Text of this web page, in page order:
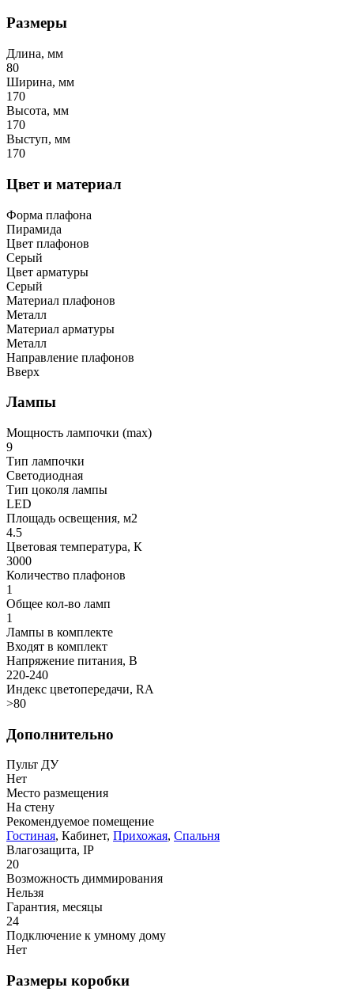
Размеры
Длина, мм
80
Ширина, мм
170
Высота, мм
170
Выступ, мм
170
Цвет и материал
Форма плафона
Пирамида
Цвет плафонов
Серый
Цвет арматуры
Серый
Материал плафонов
Металл
Материал арматуры
Металл
Направление плафонов
Вверх
Лампы
Мощность лампочки (max)
9
Тип лампочки
Светодиодная
Тип цоколя лампы
LED
Площадь освещения, м2
4.5
Цветовая температура, К
3000
Количество плафонов
1
Общее кол-во ламп
1
Лампы в комплекте
Входят в комплект
Напряжение питания, В
220-240
Индекс цветопередачи, RA
>80
Дополнительно
Пульт ДУ
Нет
Место размещения
На стену
Рекомендуемое помещение
Гостиная, Кабинет, Прихожая, Спальня
Влагозащита, IP
20
Возможность диммирования
Нельзя
Гарантия, месяцы
24
Подключение к умному дому
Нет
Размеры коробки